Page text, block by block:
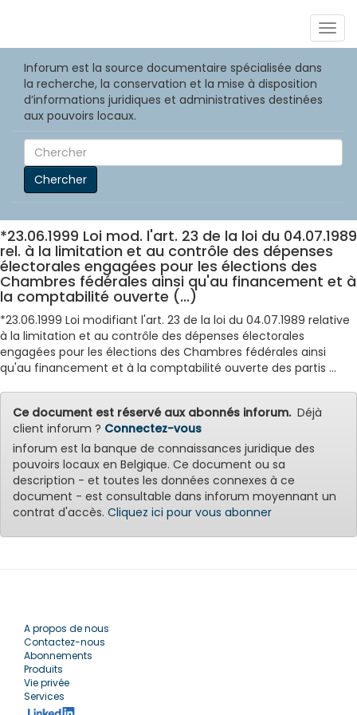
Inforum est la source documentaire spécialisée dans
la recherche, la conservation et la mise à disposition
d’informations juridiques et administratives destinées
aux pouvoirs locaux.
Chercher
*23.06.1999 Loi mod. l'art. 23 de la loi du 04.07.1989
rel. à la limitation et au contrôle des dépenses
électorales engagées pour les élections des
Chambres fédérales ainsi qu'au financement et à
la comptabilité ouverte (...)
*23.06.1999 Loi modifiant l'art. 23 de la loi du 04.07.1989 relative
à la limitation et au contrôle des dépenses électorales
engagées pour les élections des Chambres fédérales ainsi
qu'au financement et à la comptabilité ouverte des partis ...
Ce document est réservé aux abonnés inforum.Déjà
client inforum ? Connectez-vous
inforum est la banque de connaissances juridique des
pouvoirs locaux en Belgique. Ce document ou sa
description - et toutes les données connexes à ce
document - est consultable dans inforum moyennant un
contrat d'accès. Cliquez ici pour vous abonner
A propos de nous
Contactez-nous
Abonnements
Produits
Vie privée
Services